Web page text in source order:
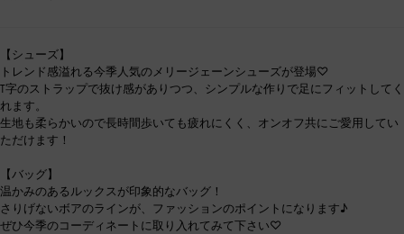
【シューズ】
トレンド感溢れる今季人気のメリージェーンシューズが登場♡
T字のストラップで抜け感がありつつ、シンプルな作りで足にフィットしてく
れます。
生地も柔らかいので長時間歩いても疲れにくく、オンオフ共にご愛用してい
ただけます！
【バッグ】
温かみのあるルックスが印象的なバッグ！
さりげないボアのラインが、ファッションのポイントになります♪
ぜひ今季のコーディネートに取り入れてみて下さい♡